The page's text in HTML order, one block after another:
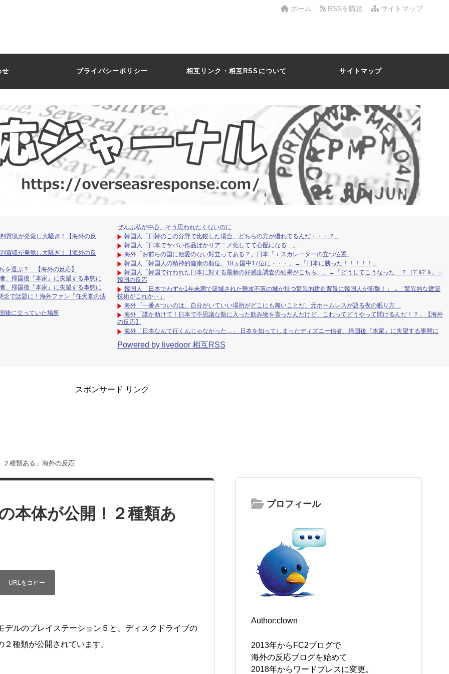
サイトマップ
RSSを購読
ホーム
せ プライバシーポリシー 相互リンク・相互RSSについて サイトマップ
買収が発覚し大騒ぎ！【海外の反
買収が発覚し大騒ぎ！【海外の反
を選ぶ？ 【海外の反応】
、帰国後『本家』に失望する事態に
、帰国後『本家』に失望する事態に
念で話題に！海外ファン「任天堂の法
後に立っていた場所
ぜんぶ私が中心、そう思われたくないのに
韓国人「日韓のこの分野で比較した場合、どちらの方が優れてるんだ・・・？」
韓国人「日本でヤバい作品ばかりアニメ化してて心配になる…」
海外「お前らの国に他愛のない対立ってある？」日本「エスカレーターの立つ位置」
韓国人「韓国人の精神的健康の順位、18ヵ国中17位に・・・」→「日本に勝った！！！！！」
韓国人「韓国で行われた日本に対する最新の好感度調査の結果がこちら…」→「どうしてこうなった…？（ﾌﾞﾙﾌﾞﾙ」＝
韓国の反応
韓国人「日本でわずか1年未満で築城された難攻不落の城が持つ驚異的建造背景に韓国人が衝撃！」→「驚異的な建築
技術がこれか‥」
海外「一番きついのは、自分がいていい場所がどこにも無いことだ」元ホームレスが語る夜の眠り方…
海外「誰か助けて！日本で不思議な瓶に入った飲み物を貰ったんだけど、これってどうやって開けるんだ！？」【海外
の反応】
海外「日本なんて行くんじゃなかった…」 日本を知ってしまったディズニー信者、帰国後『本家』に失望する事態に
Powered by livedoor 相互RSS
スポンサード リンク
２種類ある」海外の反応
本体が公開！２種類あ
ルのプレイステーション５と、ディスクドライブの
種類が公開されています。
プロフィール
Author:clown
2013年からFC2ブログで
海外の反応ブログを始めて
2018年からワードプレスに変更。